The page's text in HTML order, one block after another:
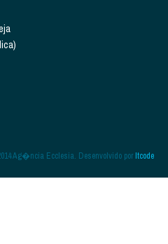
Ag�ncia Ecclesia. Desenvolvido porItcode